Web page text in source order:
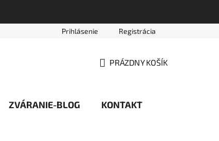
Platobné podmienky Reklamačný poriadok
Prihlásenie Registrácia
PRÁZDNY KOŠÍK
ZVÁRANIE-BLOG KONTAKT